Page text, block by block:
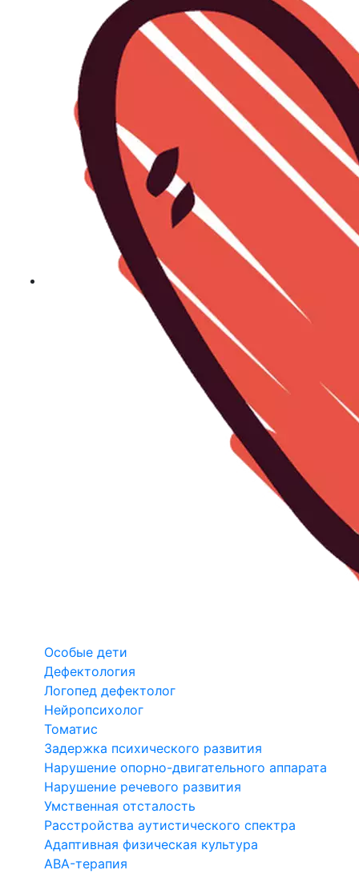
Особые дети
Дефектология
Логопед дефектолог
Нейропсихолог
Томатис
Задержка психического развития
Нарушение опорно-двигательного аппарата
Нарушение речевого развития
Умственная отсталость
Расстройства аутистического спектра
Адаптивная физическая культура
ABA-терапия